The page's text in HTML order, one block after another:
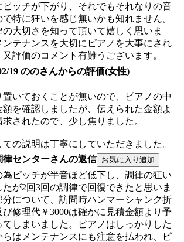
ピッチが下がり、それでもそれなりの音
特に狂いを感じ無いかも知れません。
大切さを知って頂いて嬉しく思いま
テナンスを大切にピアノを大事にされ
評価のコメント有難うございます。
19 ののさんからの評価(女性)
いておくことが無いので、ピアノの中
を確認しましたが、伝えられた金額よ
求されたので、少し焦りました。
の説明は丁寧にしていただきました。
律センターさんの返信
為ピッチが半音ほど低下し、調律の狂い
が2回3回の調律で回復できたと思いま
について、訪問時ハンマーシャンク折
修理代￥3000は確かに見積金額より予
しまいました。ピアノはしっかりした
らはメンテナンスにも注意を払われ、ピ